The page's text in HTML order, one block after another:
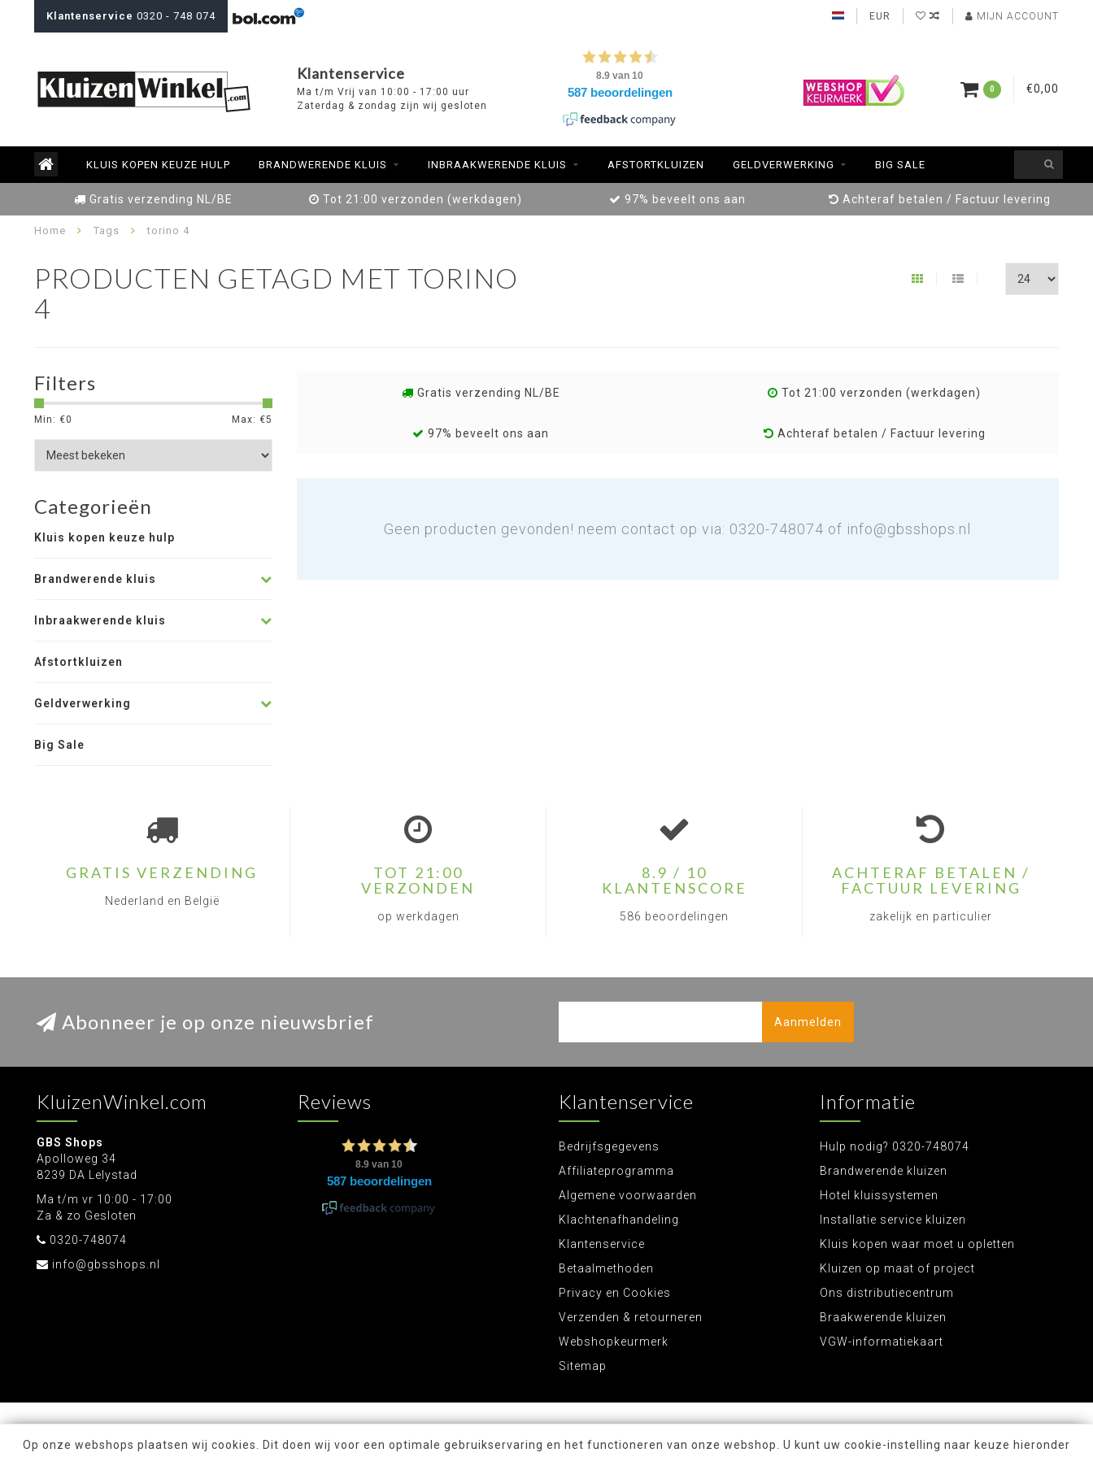
Klantenservice 0320 - 748 074 EUR MIJN ACCOUNT
Klantenservice
Ma t/m Vrij van 10:00 - 17:00 uur
Zaterdag & zondag zijn wij gesloten
0 €0,00
KLUIS KOPEN KEUZE HULP BRANDWERENDE KLUIS INBRAAKWERENDE KLUIS AFSTORTKLUIZEN GELDVERWERKING BIG SALE
Gratis verzending NL/BE Tot 21:00 verzonden (werkdagen) 97% beveelt ons aan Achteraf betalen / Factuur levering
Home Tags torino 4
PRODUCTEN GETAGD MET TORINO
4
Filters
Min: €0 Max: €5
Categorieën
Kluis kopen keuze hulp
Brandwerende kluis
Inbraakwerende kluis
Afstortkluizen
Geldverwerking
Big Sale
Gratis verzending NL/BE Tot 21:00 verzonden (werkdagen)
97% beveelt ons aan Achteraf betalen / Factuur levering
Geen producten gevonden! neem contact op via: 0320-748074 of info@gbsshops.nl
GRATIS VERZENDING
Nederland en België
TOT 21:00
VERZONDEN
op werkdagen
8.9 / 10
KLANTENSCORE
586 beoordelingen
ACHTERAF BETALEN /
FACTUUR LEVERING
zakelijk en particulier
Abonneer je op onze nieuwsbrief Aanmelden
KluizenWinkel.com
GBS Shops
Apolloweg 34
8239 DA Lelystad
Ma t/m vr 10:00 - 17:00
Za & zo Gesloten
0320-748074
info@gbsshops.nl
Reviews Klantenservice
Bedrijfsgegevens
Affiliateprogramma
Algemene voorwaarden
Klachtenafhandeling
Klantenservice
Betaalmethoden
Privacy en Cookies
Verzenden & retourneren
Webshopkeurmerk
Sitemap
Informatie
Hulp nodig? 0320-748074
Brandwerende kluizen
Hotel kluissystemen
Installatie service kluizen
Kluis kopen waar moet u opletten
Kluizen op maat of project
Ons distributiecentrum
Braakwerende kluizen
VGW-informatiekaart
Op onze webshops plaatsen wij cookies. Dit doen wij voor een optimale gebruikservaring en het functioneren van onze webshop. U kunt uw cookie-instelling naar keuze hieronder